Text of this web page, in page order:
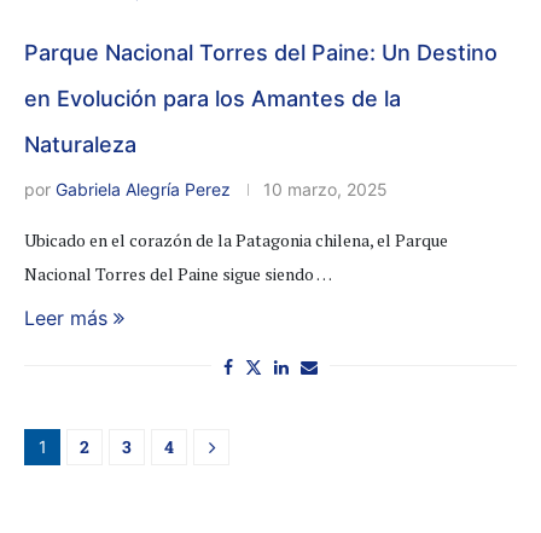
Parque Nacional Torres del Paine: Un Destino
en Evolución para los Amantes de la
Naturaleza
por Gabriela Alegría Perez 10 marzo, 2025
Ubicado en el corazón de la Patagonia chilena, el Parque
Nacional Torres del Paine sigue siendo …
Leer más
1 2 3 4